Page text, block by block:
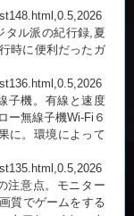
タル派の紀行録,夏
時に便利だったガ
子機。有線と速度
ー無線子機Wi-Fi６
に。環境によって
注意点。モニター
質でゲームをする